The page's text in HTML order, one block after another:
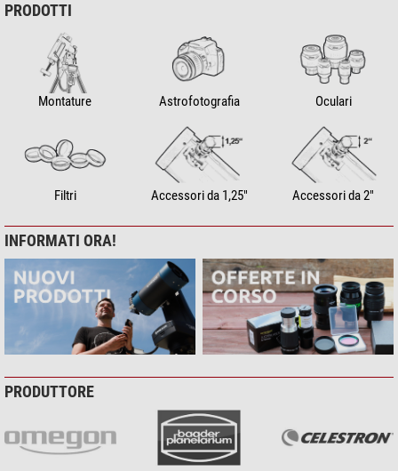
PRODOTTI
Montature Astrofotografia Oculari
Filtri Accessori da 1,25" Accessori da 2"
INFORMATI ORA!
PRODUTTORE